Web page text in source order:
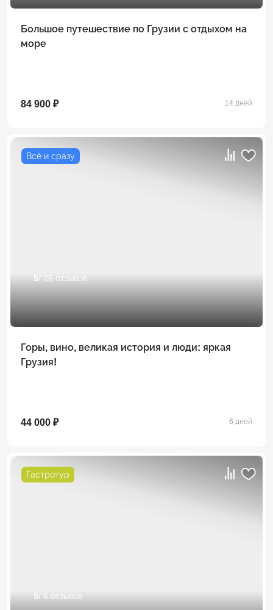
Большое путешествие по Грузии с отдыхом на
море
84 900 ₽ 14 дней
Всё и сразу
5/ 26 отзывов
Горы, вино, великая история и люди: яркая
Грузия!
44 000 ₽ 6 дней
Гастротур
5/ 6 отзывов